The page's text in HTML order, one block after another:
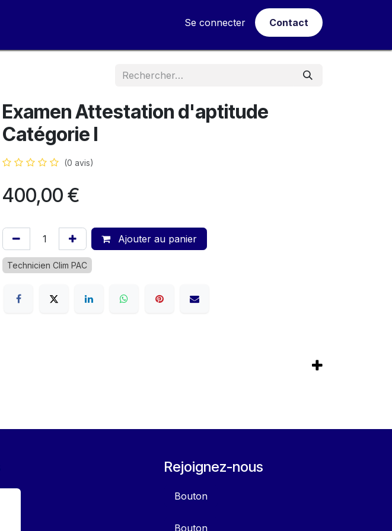
Se connecter Contact
Examen Attestation d'aptitude
Catégorie I
(0 avis)
400,00 €
Ajouter au panier
Technicien Clim PAC
Rejoignez-nous
Bouton
Bouton